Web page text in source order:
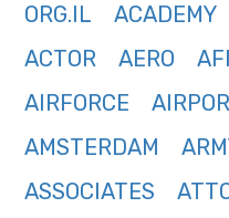
ORG.IL
ACADEMY
ACTOR
AERO
AIRFORCE
AMSTERDAM
ASSOCIATES